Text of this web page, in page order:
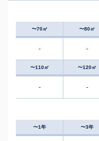
〜70㎡ 〜80㎡
- -
〜110㎡ 〜120㎡
- -
〜1年 〜3年